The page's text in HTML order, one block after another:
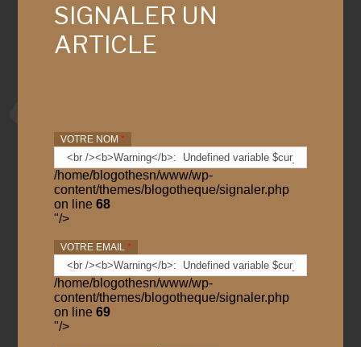
SIGNALER UN
ARTICLE
VOTRE NOM*
/home/blogothesn/www/wp-
content/themes/blogotheque/signaler.php
on line68
"/>
VOTRE EMAIL*
/home/blogothesn/www/wp-
content/themes/blogotheque/signaler.php
on line69
"/>